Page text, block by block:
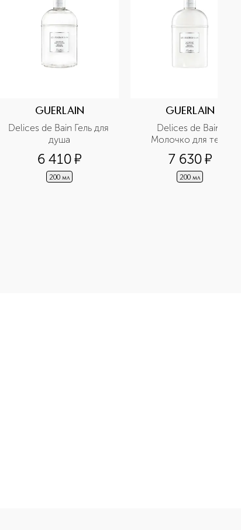
GUERLAIN
Delices de Bain Гель для
душа
6 410¤
200 мл
GUERLAIN
Delices de Bain
Молочко для тела
7 630¤
200 мл